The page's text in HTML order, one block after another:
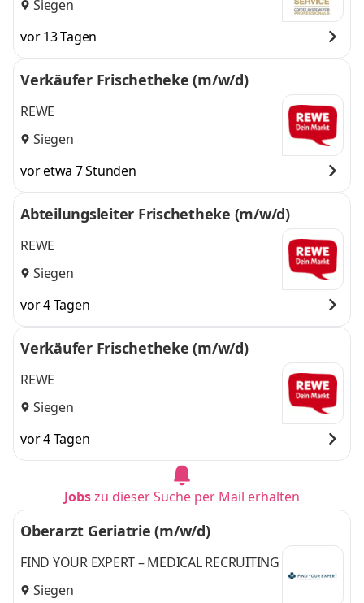
Siegen
vor 13 Tagen
Verkäufer Frischetheke (m/w/d)
REWE
Siegen
vor etwa 7 Stunden
Abteilungsleiter Frischetheke (m/w/d)
REWE
Siegen
vor 4 Tagen
Verkäufer Frischetheke (m/w/d)
REWE
Siegen
vor 4 Tagen
Jobszu dieser Suche per Mail erhalten
Oberarzt Geriatrie (m/w/d)
FIND YOUR EXPERT – MEDICAL RECRUITING
Siegen